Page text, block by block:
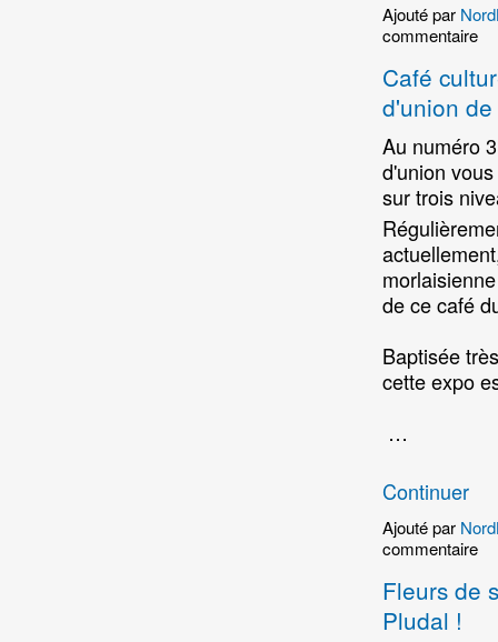
Ajouté par
commentaire
Café
d'union
Au numéro
d'union
sur trois
de ce café
Baptisée
cette expo
…
Continuer
Ajouté par
commentaire
Fleurs de
Pludal !